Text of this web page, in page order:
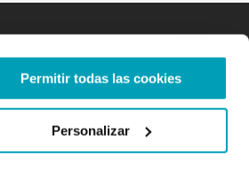
Permitir todas las cookies
Personalizar